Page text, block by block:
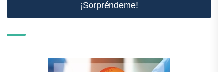
¡Sorpréndeme!